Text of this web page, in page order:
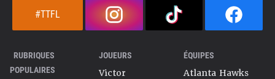
#TTFL
RUBRIQUES
POPULAIRES
JOUEURS
Victor
ÉQUIPES
Atlanta Hawks